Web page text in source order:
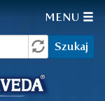
Szukaj
MENU